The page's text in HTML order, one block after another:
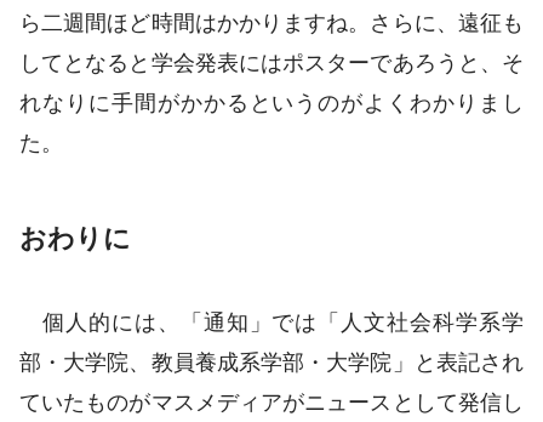
ら二週間ほど時間はかかりますね。さらに、遠征も
してとなると学会発表にはポスターであろうと、そ
れなりに手間がかかるというのがよくわかりまし
た。
おわりに
個人的には、「通知」では「人文社会科学系学
部・大学院、教員養成系学部・大学院」と表記され
ていたものがマスメディアがニュースとして発信し